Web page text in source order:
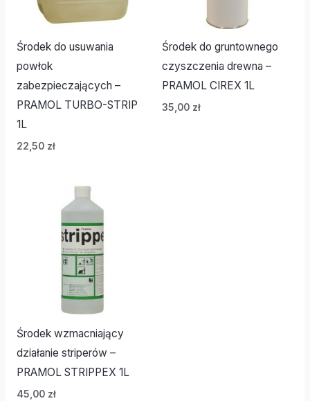
Środek do usuwania
powłok
zabezpieczających –
PRAMOL TURBO-STRIP
1L
22,50 zł
Środek do gruntownego
czyszczenia drewna –
PRAMOL CIREX 1L
35,00 zł
Środek wzmacniający
działanie striperów –
PRAMOL STRIPPEX 1L
45,00 zł